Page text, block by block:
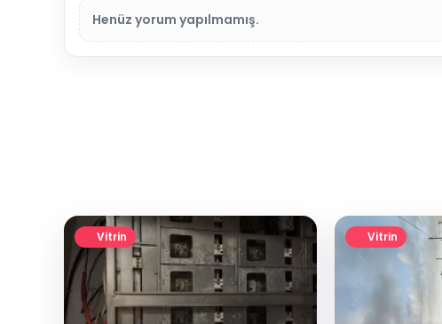
Henüz yorum yapılmamış.
Vitrin Vitrin